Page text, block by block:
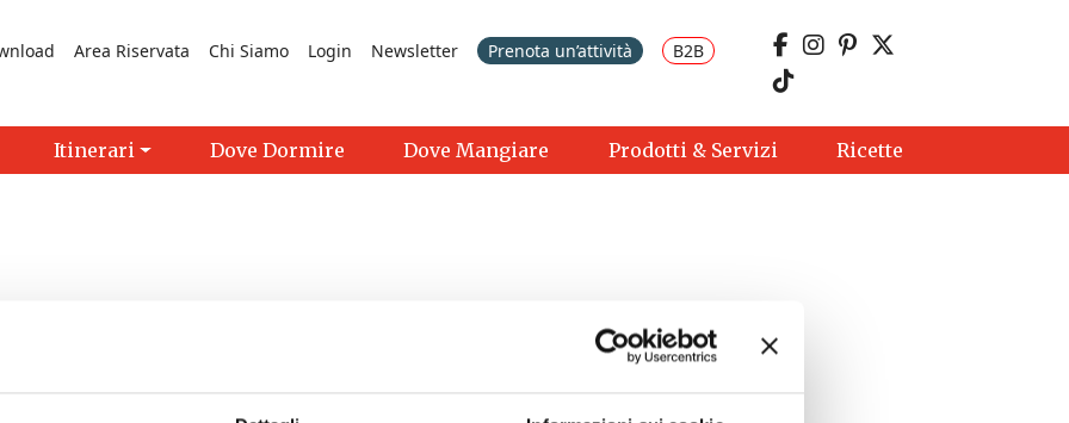
Area Riservata Chi Siamo Login Newsletter Prenota un’attività B2B
Itinerari Dove Dormire Dove Mangiare Prodotti & Servizi Ricette